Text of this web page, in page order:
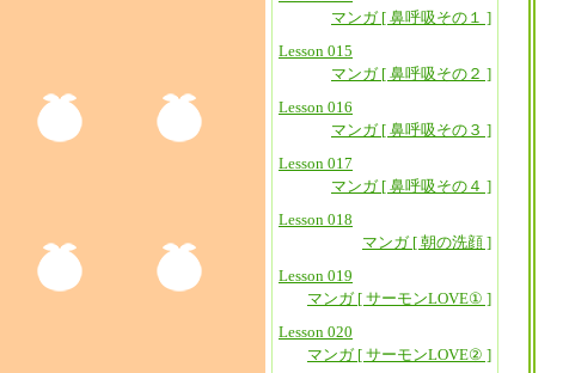
マンガ [ 鼻呼吸その１ ]
Lesson 015
マンガ [ 鼻呼吸その２ ]
Lesson 016
マンガ [ 鼻呼吸その３ ]
Lesson 017
マンガ [ 鼻呼吸その４ ]
Lesson 018
マンガ [ 朝の洗顔 ]
Lesson 019
マンガ [ サーモンLOVE① ]
Lesson 020
マンガ [ サーモンLOVE② ]